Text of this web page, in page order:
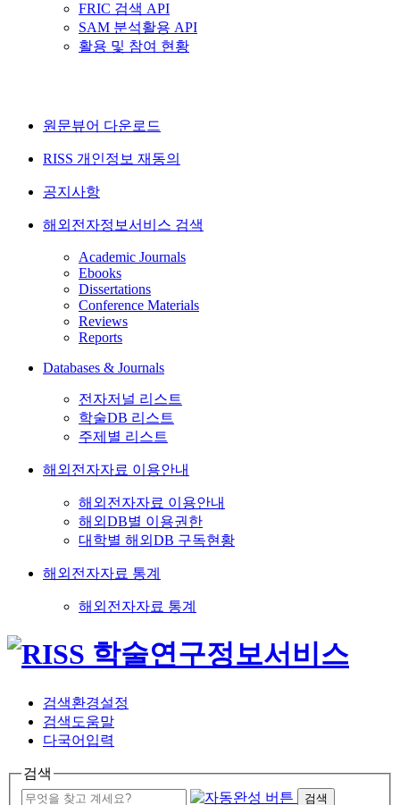
FRIC 검색 API
SAM 분석활용 API
활용 및 참여 현황
원문뷰어 다운로드
RISS 개인정보 재동의
공지사항
해외전자정보서비스 검색
Academic Journals
Ebooks
Dissertations
Conference Materials
Reviews
Reports
Databases & Journals
전자저널 리스트
학술DB 리스트
주제별 리스트
해외전자자료 이용안내
해외전자자료 이용안내
해외DB별 이용권한
대학별 해외DB 구독현황
해외전자자료 통계
해외전자자료 통계
검색환경설정
검색도움말
다국어입력
검색
검색